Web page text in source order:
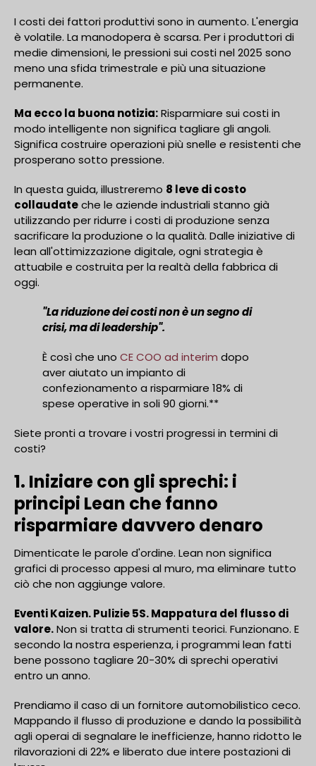
I costi dei fattori produttivi sono in aumento. L'energia
è volatile. La manodopera è scarsa. Per i produttori di
medie dimensioni, le pressioni sui costi nel 2025 sono
meno una sfida trimestrale e più una situazione
permanente.
Ma ecco la buona notizia:Risparmiare sui costi in
modo intelligente non significa tagliare gli angoli.
Significa costruire operazioni più snelle e resistenti che
prosperano sotto pressione.
In questa guida, illustreremo 8 leve di costo
collaudateche le aziende industriali stanno già
utilizzando per ridurre i costi di produzione senza
sacrificare la produzione o la qualità. Dalle iniziative di
lean all'ottimizzazione digitale, ogni strategia è
attuabile e costruita per la realtà della fabbrica di
oggi.
"La riduzione dei costi non è un segno di
crisi, ma di leadership".
È così che uno CE COO ad interim dopo
aver aiutato un impianto di
confezionamento a risparmiare 18% di
spese operative in soli 90 giorni.**
Siete pronti a trovare i vostri progressi in termini di
costi?
1. Iniziare con gli sprechi: i
principi Lean che fanno
risparmiare davvero denaro
Dimenticate le parole d'ordine. Lean non significa
grafici di processo appesi al muro, ma eliminare tutto
ciò che non aggiunge valore.
Eventi Kaizen. Pulizie 5S. Mappatura del flusso di
valore.Non si tratta di strumenti teorici. Funzionano. E
secondo la nostra esperienza, i programmi lean fatti
bene possono tagliare 20-30% di sprechi operativi
entro un anno.
Prendiamo il caso di un fornitore automobilistico ceco.
Mappando il flusso di produzione e dando la possibilità
agli operai di segnalare le inefficienze, hanno ridotto le
rilavorazioni di 22% e liberato due intere postazioni di